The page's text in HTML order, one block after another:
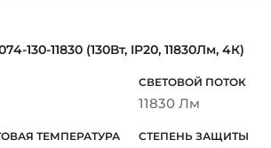
130-11830 (130Вт, IP20, 11830Лм, 4К)
11830 Лм